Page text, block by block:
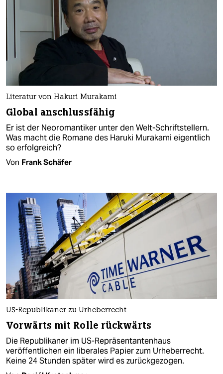
Literatur von Hakuri Murakami
Global anschlussfähig
Er ist der Neoromantiker unter den Welt-Schriftstellern.
Was macht die Romane des Haruki Murakami eigentlich
so erfolgreich?
Von Frank Schäfer
US-Republikaner zu Urheberrecht
Vorwärts mit Rolle rückwärts
Die Republikaner im US-Repräsentantenhaus
veröffentlichen ein liberales Papier zum Urheberrecht.
Keine 24 Stunden später wird es zurückgezogen.